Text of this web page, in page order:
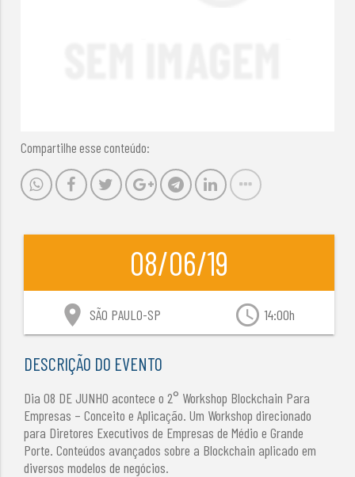
Compartilhe esse conteúdo:
08/06/19
access_time 14:00h
location_on SÃO PAULO-SP
DESCRIÇÃO DO EVENTO
Dia 08 DE JUNHO acontece o 2° Workshop Blockchain Para
Empresas – Conceito e Aplicação. Um Workshop direcionado
para Diretores Executivos de Empresas de Médio e Grande
Porte. Conteúdos avançados sobre a Blockchain aplicado em
diversos modelos de negócios.